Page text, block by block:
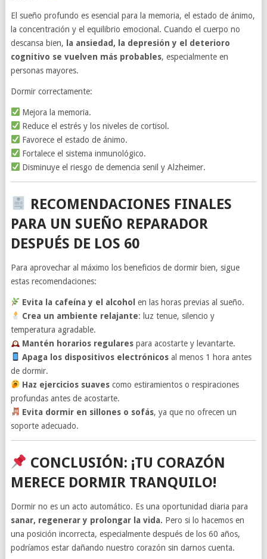
El sueño profundo es esencial para la memoria, el estado de ánimo,
la concentración y el equilibrio emocional. Cuando el cuerpo no
descansa bien, la ansiedad, la depresión y el deterioro
cognitivo se vuelven más probables, especialmente en
personas mayores.
Dormir correctamente:
Mejora la memoria.
Reduce el estrés y los niveles de cortisol.
Favorece el estado de ánimo.
Fortalece el sistema inmunológico.
Disminuye el riesgo de demencia senil y Alzheimer.
RECOMENDACIONES FINALES
PARA UN SUEÑO REPARADOR
DESPUÉS DE LOS 60
Para aprovechar al máximo los beneficios de dormir bien, sigue
estas recomendaciones:
Evita la cafeína y el alcohol en las horas previas al sueño.
Crea un ambiente relajante: luz tenue, silencio y
temperatura agradable.
Mantén horarios regulares para acostarte y levantarte.
Apaga los dispositivos electrónicos al menos 1 hora antes
de dormir.
Haz ejercicios suaves como estiramientos o respiraciones
profundas antes de acostarte.
Evita dormir en sillones o sofás, ya que no ofrecen un
soporte adecuado.
CONCLUSIÓN: ¡TU CORAZÓN
MERECE DORMIR TRANQUILO!
Dormir no es un acto automático. Es una oportunidad diaria para
sanar, regenerar y prolongar la vida. Pero si lo hacemos en
una posición incorrecta, especialmente después de los 60 años,
podríamos estar dañando nuestro corazón sin darnos cuenta.